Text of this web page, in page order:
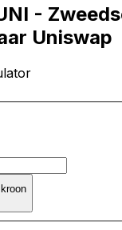
-
Uniswap